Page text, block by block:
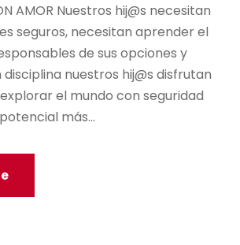
AMOR Nuestros hij@s necesitan
seguros, necesitan aprender el
de sus opciones y
nuestros hij@s disfrutan
el mundo con seguridad
más...